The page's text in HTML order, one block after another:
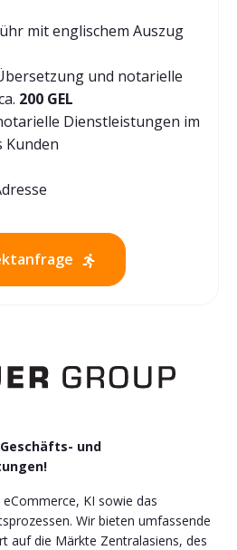
mit englischem Auszug
und notarielle
200 GEL
Dienstleistungen im
Kunden
und
KI sowie das
Wir bieten umfassende
auf die Märkte Zentralasiens, des